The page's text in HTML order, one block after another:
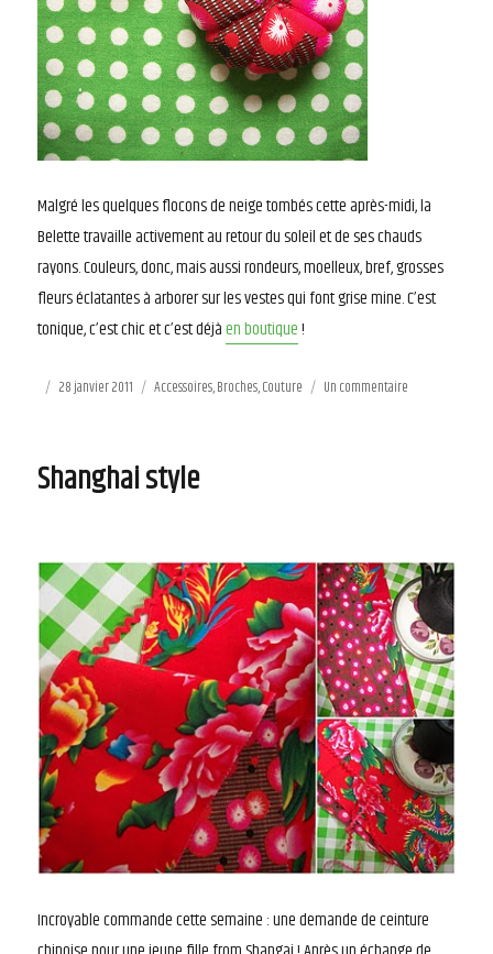
Malgré les quelques flocons de neige tombés cette après-midi, la
Belette travaille activement au retour du soleil et de ses chauds
rayons. Couleurs, donc, mais aussi rondeurs, moelleux, bref, grosses
fleurs éclatantes à arborer sur les vestes qui font grise mine. C’est
tonique, c’est chic et c’est déjàen boutique!
Publié
28 janvier 2011 Catégories
Accessoires,Broches,Couture Un commentaire
Shanghai style
Incroyable commande cette semaine : une demande de ceinture